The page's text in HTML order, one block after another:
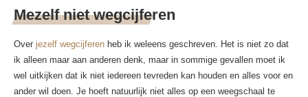
Mezelf niet wegcijferen
Over jezelf wegcijferen heb ik weleens geschreven. Het is niet zo dat
ik alleen maar aan anderen denk, maar in sommige gevallen moet ik
wel uitkijken dat ik niet iedereen tevreden kan houden en alles voor en
ander wil doen. Je hoeft natuurlijk niet alles op een weegschaal te